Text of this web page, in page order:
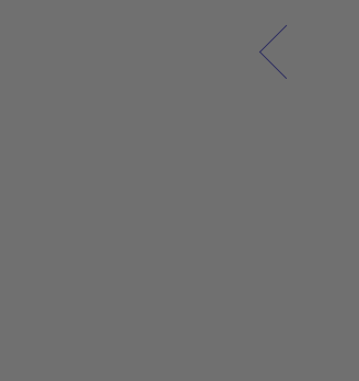
الأكريليكية أقصى قدر من الرفاهية وجودة الحياة.
السبب نسعى دائمًا إلى دمج أحدث التقنيات في
الحمام وأثاث الحمام من ديورافيت وخلق مكان مريح